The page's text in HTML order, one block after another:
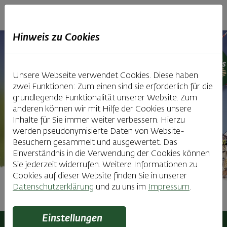
Haubiversum
Hinweis zu Cookies
Unsere Webseite verwendet Cookies. Diese haben
zwei Funktionen: Zum einen sind sie erforderlich für die
grundlegende Funktionalität unserer Website. Zum
anderen können wir mit Hilfe der Cookies unsere
Inhalte für Sie immer weiter verbessern. Hierzu
werden pseudonymisierte Daten von Website-
Besuchern gesammelt und ausgewertet. Das
Einverständnis in die Verwendung der Cookies können
Sie jederzeit widerrufen. Weitere Informationen zu
Cookies auf dieser Website finden Sie in unserer
Datenschutzerklärung und zu uns im Impressum.
Einstellungen